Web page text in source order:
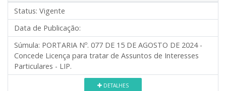
Status: Vigente
Data de Publicação:
Súmula: PORTARIA Nº. 077 DE 15 DE AGOSTO DE 2024 -
Concede Licença para tratar de Assuntos de Interesses
Particulares - LIP.
DETALHES